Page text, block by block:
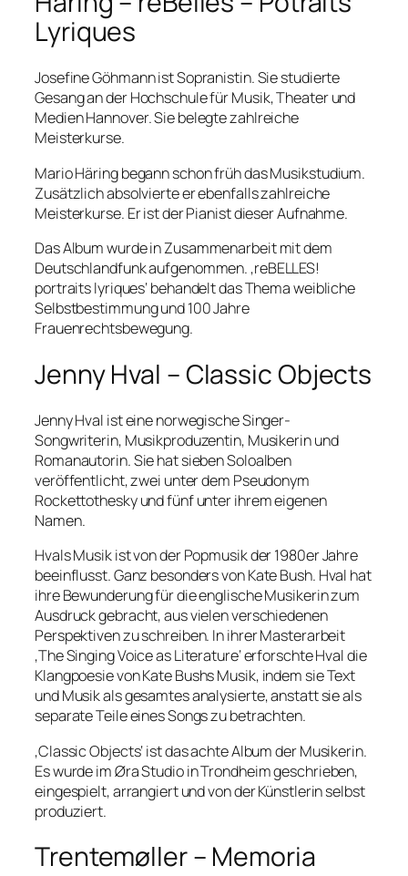
Lyriques
Josefine Göhmann ist Sopranistin. Sie studierte
Gesang an der Hochschule für Musik, Theater und
Medien Hannover. Sie belegte zahlreiche
Meisterkurse.
Mario Häring begann schon früh das Musikstudium.
Zusätzlich absolvierte er ebenfalls zahlreiche
Meisterkurse. Er ist der Pianist dieser Aufnahme.
Das Album wurde in Zusammenarbeit mit dem
Deutschlandfunk aufgenommen. ‚reBELLES!
portraits lyriques‘ behandelt das Thema weibliche
Selbstbestimmung und 100 Jahre
Frauenrechtsbewegung.
Jenny Hval – Classic Objects
Jenny Hval ist eine norwegische Singer-
Songwriterin, Musikproduzentin, Musikerin und
Romanautorin. Sie hat sieben Soloalben
veröffentlicht, zwei unter dem Pseudonym
Rockettothesky und fünf unter ihrem eigenen
Namen.
Hvals Musik ist von der Popmusik der 1980er Jahre
beeinflusst. Ganz besonders von Kate Bush. Hval hat
ihre Bewunderung für die englische Musikerin zum
Ausdruck gebracht, aus vielen verschiedenen
Perspektiven zu schreiben. In ihrer Masterarbeit
‚The Singing Voice as Literature‘ erforschte Hval die
Klangpoesie von Kate Bushs Musik, indem sie Text
und Musik als gesamtes analysierte, anstatt sie als
separate Teile eines Songs zu betrachten.
‚Classic Objects‘ ist das achte Album der Musikerin.
Es wurde im Øra Studio in Trondheim geschrieben,
eingespielt, arrangiert und von der Künstlerin selbst
produziert.
Trentemøller – Memoria